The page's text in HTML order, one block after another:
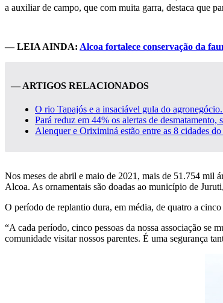
a auxiliar de campo, que com muita garra, destaca que
— LEIA AINDA: Alcoa fortalece conservação da
— ARTIGOS RELACIONADOS
O rio Tapajós e a insaciável gula do
Pará reduz em 44% os alertas de
Alenquer e Oriximiná estão entre as 8 cidades
Nos meses de abril e maio de 2021, mais de 51.754 mil
Alcoa. As ornamentais são doadas ao município de
O período de replantio dura, em média, de quatro a
“A cada período, cinco pessoas da nossa associação se
comunidade visitar nossos parentes. É uma segurança